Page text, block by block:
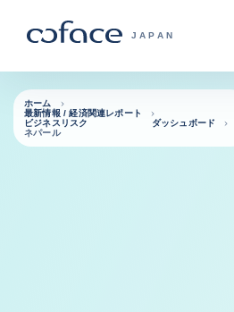
COFACE FOR
JAPAN
ホームに戻る
ホーム
最新情報 / 経済関連レポート
ビジネスリスク ダッシュボード
ネパール